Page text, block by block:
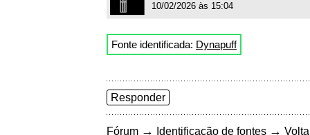
10/02/2026 às 15:04
Fonte identificada: Dynapuff
Responder
Fórum → Identificação de fontes →